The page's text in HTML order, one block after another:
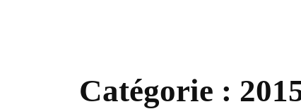
Catégorie :